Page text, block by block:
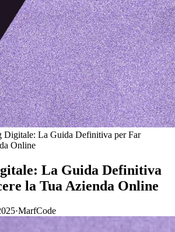
Digitale: La Guida Definitiva per Far
Online
La Guida Definitiva
la Tua Azienda Online
·MarfCode